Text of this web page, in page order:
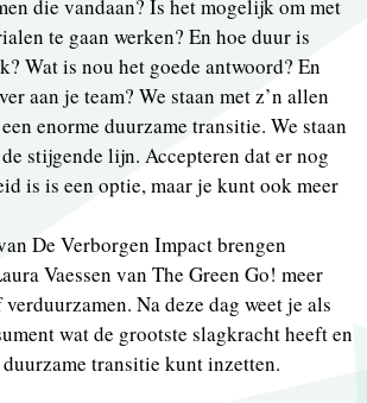
die vandaan? Is het mogelijk om met
te gaan werken? En hoe duur is
Wat is nou het goede antwoord? En
aan je team? We staan met z’n allen
enorme duurzame transitie. We staan
stijgende lijn. Accepteren dat er nog
is is een optie, maar je kunt ook meer
De Verborgen Impact brengen
Vaessen van The Green Go! meer
Na deze dag weet je als
wat de grootste slagkracht heeft en
transitie kunt inzetten.